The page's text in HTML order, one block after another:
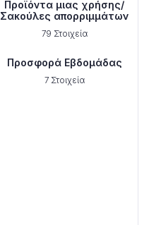
Προϊόντα μιας χρήσης/
Σακούλες απορριμμάτων
79 Στοιχεία
Προσφορά Εβδομάδας
7 Στοιχεία